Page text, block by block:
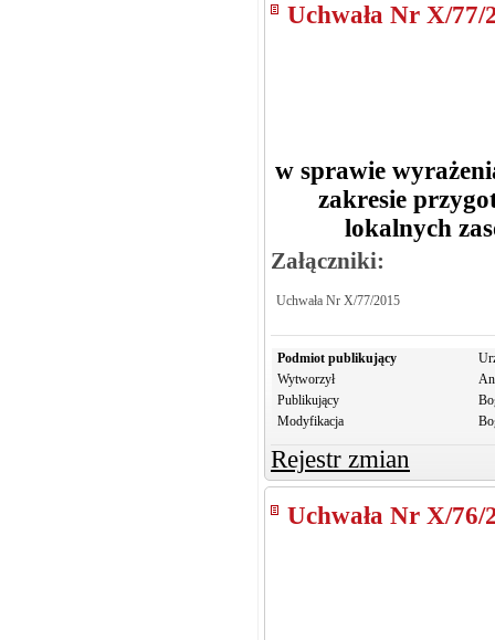
Uchwała Nr X/77/
w sprawie
zakresie
lokalnych
Załączniki:
Uchwała Nr X/77/2015
Podmiot publikujący
Wytworzył
Publikujący
Modyfikacja
Rejestr zmian
Uchwała Nr X/76/